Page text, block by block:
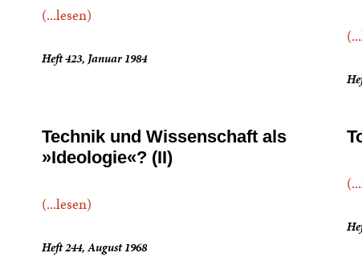
(...lesen)
Heft 423, Januar 1984
Technik und Wissenschaft als
»Ideologie«? (II)
(...lesen)
Heft 244, August 1968